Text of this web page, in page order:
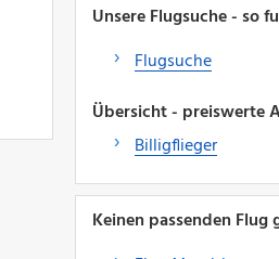
Unsere Flugsuche - so
Flugsuche
Übersicht - preiswerte
Billigflieger
Keinen passenden Flug